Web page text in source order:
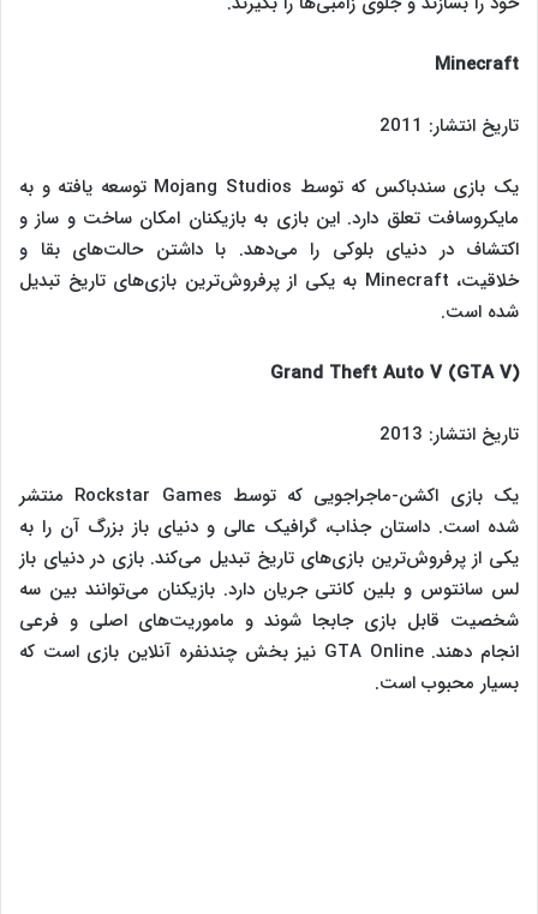
Minecraft
تاریخ انتشار: 2011
یک بازی سندباکس که توسط Mojang Studios توسعه یافته و به
مایکروسافت تعلق دارد. این بازی به بازیکنان امکان ساخت و ساز و
اکتشاف در دنیای بلوکی را می‌دهد. با داشتن حالت‌های بقا و
خلاقیت، Minecraft به یکی از پرفروش‌ترین بازی‌های تاریخ تبدیل
شده است.
Grand Theft Auto V (GTA V)
تاریخ انتشار: 2013
یک بازی اکشن-ماجراجویی که توسط Rockstar Games منتشر
شده است. داستان جذاب، گرافیک عالی و دنیای باز بزرگ آن را به
یکی از پرفروش‌ترین بازی‌های تاریخ تبدیل می‌کند. بازی در دنیای باز
لس سانتوس و بلین کانتی جریان دارد. بازیکنان می‌توانند بین سه
شخصیت قابل بازی جابجا شوند و ماموریت‌های اصلی و فرعی
انجام دهند. GTA Online نیز بخش چندنفره آنلاین بازی است که
بسیار محبوب است.